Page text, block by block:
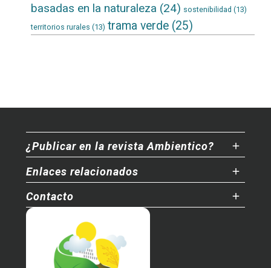
basadas en la naturaleza (24) sostenibilidad (13)
territorios rurales (13) trama verde(25)
¿Publicar en la revista Ambientico?
Enlaces relacionados
Contacto